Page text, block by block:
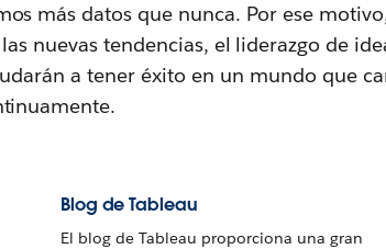
más datos que nunca. Por ese
nuevas tendencias, el liderazgo de
a tener éxito en un mundo que
Blog de Tableau
El blog de Tableau proporciona una gran